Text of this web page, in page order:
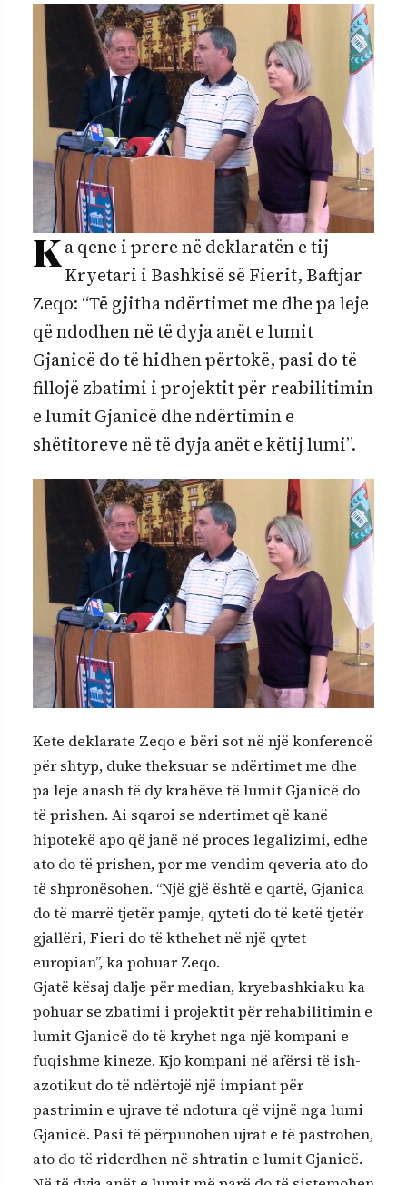
K a qene i prere në deklaratën e tij
Kryetari i Bashkisë së Fierit, Baftjar
Zeqo: “Të gjitha ndërtimet me dhe pa leje
që ndodhen në të dyja anët e lumit
Gjanicë do të hidhen përtokë, pasi do të
fillojë zbatimi i projektit për reabilitimin
e lumit Gjanicë dhe ndërtimin e
shëtitoreve në të dyja anët e këtij lumi”.
Kete deklarate Zeqo e bëri sot në një konferencë
për shtyp, duke theksuar se ndërtimet me dhe
pa leje anash të dy krahëve të lumit Gjanicë do
të prishen. Ai sqaroi se ndertimet që kanë
hipotekë apo që janë në proces legalizimi, edhe
ato do të prishen, por me vendim qeveria ato do
të shpronësohen. “Një gjë është e qartë, Gjanica
do të marrë tjetër pamje, qyteti do të ketë tjetër
gjallëri, Fieri do të kthehet në një qytet
europian”, ka pohuar Zeqo.
Gjatë kësaj dalje për median, kryebashkiaku ka
pohuar se zbatimi i projektit për rehabilitimin e
lumit Gjanicë do të kryhet nga një kompani e
fuqishme kineze. Kjo kompani në afërsi të ish-
azotikut do të ndërtojë një impiant për
pastrimin e ujrave të ndotura që vijnë nga lumi
Gjanicë. Pasi të përpunohen ujrat e të pastrohen,
ato do të riderdhen në shtratin e lumit Gjanicë.